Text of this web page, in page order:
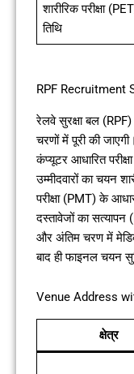
शारीरिक परीक्षा
तिथि
RPF Recruitment
रेलवे सुरक्षा बल
चरणों में पूरी की
कंप्यूटर आधारित
उम्मीदवारों का चयन
परीक्षा (PMT) के
दस्तावेजों का
और अंतिम चरण में
बाद ही फाइनल चयन
Venue Address
क्षेत्र